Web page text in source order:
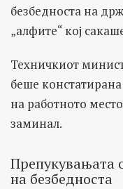
безбедноста на
„алфите“ кој
Техничкиот
беше
на работното
заминал.
Препукувањата
на безбедноста